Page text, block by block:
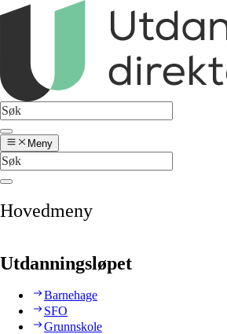
Meny
Hovedmeny
Utdanningsløpet
Barnehage
SFO
Grunnskole